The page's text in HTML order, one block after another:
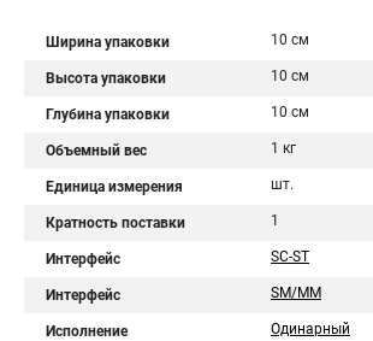
Ширина упаковки 10 см
Высота упаковки 10 см
Глубина упаковки 10 см
Объемный вес 1 кг
Единица измерения шт.
Кратность поставки 1
Интерфейс SC-ST
Интерфейс SM/MM
Исполнение Одинарный